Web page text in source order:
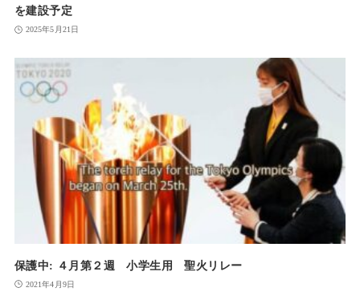
を建設予定
2025年5月21日
保護中: ４月第２週 小学生用 聖火リレー
2021年4月9日